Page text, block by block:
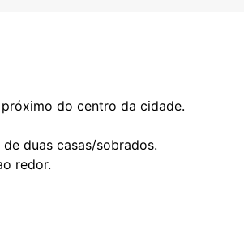
do centro da cidade.
duas casas/sobrados.
redor.